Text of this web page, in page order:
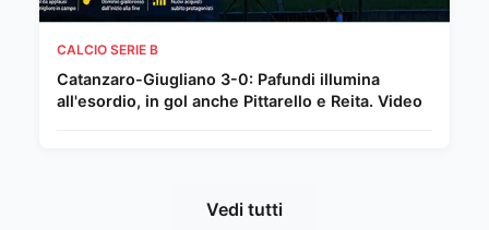
CALCIO SERIE B
Catanzaro-Giugliano 3-0: Pafundi illumina
all'esordio, in gol anche Pittarello e Reita. Video
Vedi tutti